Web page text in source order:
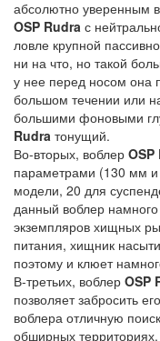
абсолютно уверенным
OSP Rudra с
ловле крупной
ни на что, но такой
у нее перед носом она
большом течении или
большими фоновыми
Rudra тонущий.
Во-вторых, воблер OSP
параметрами (130 мм
модели, 20 для
данный воблер
экземпляров хищных
питания, хищник
поэтому и клюет
В-третьих, воблер OSP
позволяет забросить
воблера отличную
обширных